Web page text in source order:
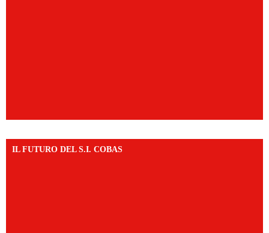
IL FUTURO DEL S.I. COBAS